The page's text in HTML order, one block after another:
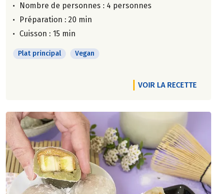
Nombre de personnes : 4 personnes
Préparation : 20 min
Cuisson : 15 min
Plat principal Vegan
VOIR LA RECETTE